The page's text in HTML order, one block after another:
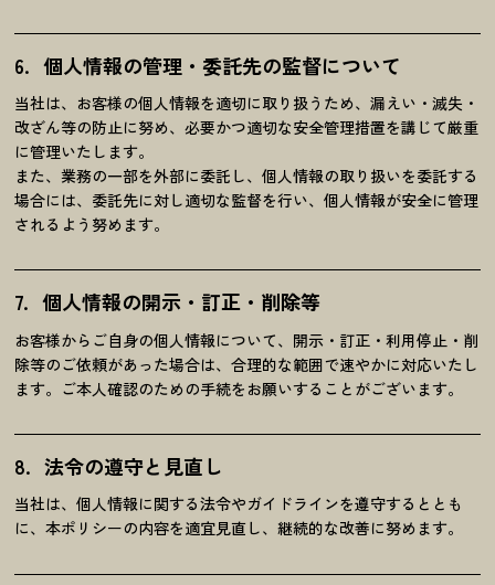
個人情報の管理・ 委託先の監督について
当社は、お客様の個人情報を適切に取り扱うため、漏えい・滅失・
改ざん等の防止に努め、必要かつ適切な安全管理措置を講じて厳重
に管理いたします。
また、業務の一部を外部に委託し、個人情報の取り扱いを委託する
場合には、委託先に対し適切な監督を行い、個人情報が安全に管理
されるよう努めます。
個人情報の開示・訂正・削除等
お客様からご自身の個人情報について、開示・訂正・利用停止・削
除等のご依頼があった場合は、合理的な範囲で速やかに対応いたし
ます。ご本人確認のための手続をお願いすることがございます。
法令の遵守と見直し
当社は、個人情報に関する法令やガイドラインを遵守するととも
に、本ポリシーの内容を適宜見直し、継続的な改善に努めます。